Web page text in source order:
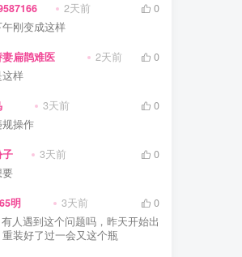
2天前
0
刚变成这样
扁鹊难医 2天前
0
样
3天前
0
操作
子 3天前
0
要
明 3天前
0
人遇到这个问题吗，昨天开始出
装好了过一会又这个瓶